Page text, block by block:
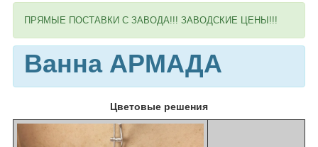
ПРЯМЫЕ ПОСТАВКИ С ЗАВОДА!!! ЗАВОДСКИЕ ЦЕНЫ!!!
Ванна АРМАДА
Цветовые решения